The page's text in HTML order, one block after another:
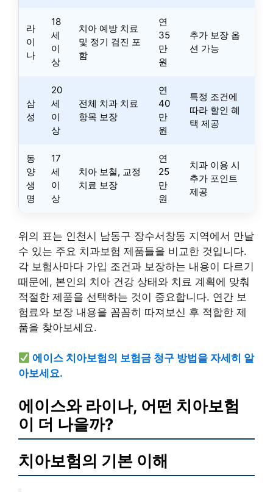
라
이
나
18
세
이
상
치아 예방 치료
및 정기 검진 포
함
연
35
만
원
추가 보장 옵
션 가능
삼
성
20
세
이
상
전체 치과 치료
항목 보장
연
40
만
원
특정 조건에
따라 할인 혜
택 제공
동
양
생
명
17
세
이
상
치아 보철, 교정
치료 보장
연
25
만
원
치과 이용 시
추가 포인트
제공
위의 표는 인천시 남동구 장수서창동 지역에서 만날
수 있는 주요 치과보험 제품들을 비교한 것입니다.
각 보험사마다 가입 조건과 보장하는 내용이 다르기
때문에, 본인의 치아 건강 상태와 치료 계획에 맞춰
적절한 제품을 선택하는 것이 중요합니다. 연간 보
험료와 보장 내용을 꼼꼼히 따져보신 후 적합한 제
품을 찾아보세요.
에이스 치아보험의 보험금 청구 방법을 자세히 알
아보세요.
에이스와 라이나, 어떤 치아보험
이 더 나을까?
치아보험의 기본 이해